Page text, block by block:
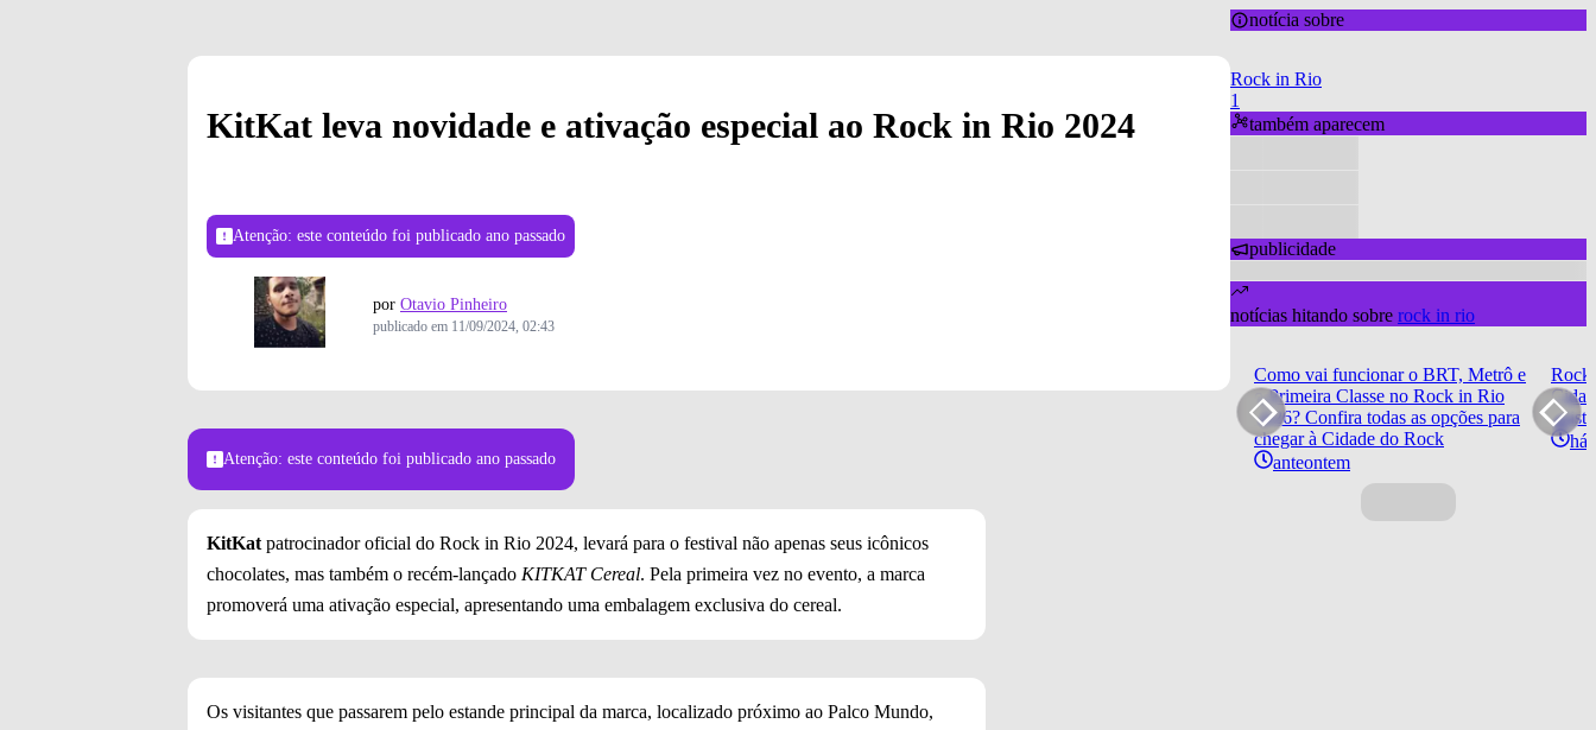
KitKat leva novidade e ativação especial ao Rock in Rio 2024
Atenção: este conteúdo foi publicado ano passado
por Otavio Pinheiro
publicado em 11/09/2024, 02:43
Atenção: este conteúdo foi publicado ano passado
KitKat patrocinador oficial do Rock in Rio 2024, levará para o festival não apenas seus icônicos
chocolates, mas também o recém-lançado KITKAT Cereal. Pela primeira vez no evento, a marca
promoverá uma ativação especial, apresentando uma embalagem exclusiva do cereal.
Os visitantes que passarem pelo estande principal da marca, localizado próximo ao Palco Mundo,
notícia sobre
Rock in Rio
1
também aparecem
publicidade
notícias hitando sobre rock in rio
Como vai funcionar o BRT, Metrô e
o Primeira Classe no Rock in Rio
2026? Confira todas as opções para
chegar à Cidade do Rock
anteontem
Rock
há